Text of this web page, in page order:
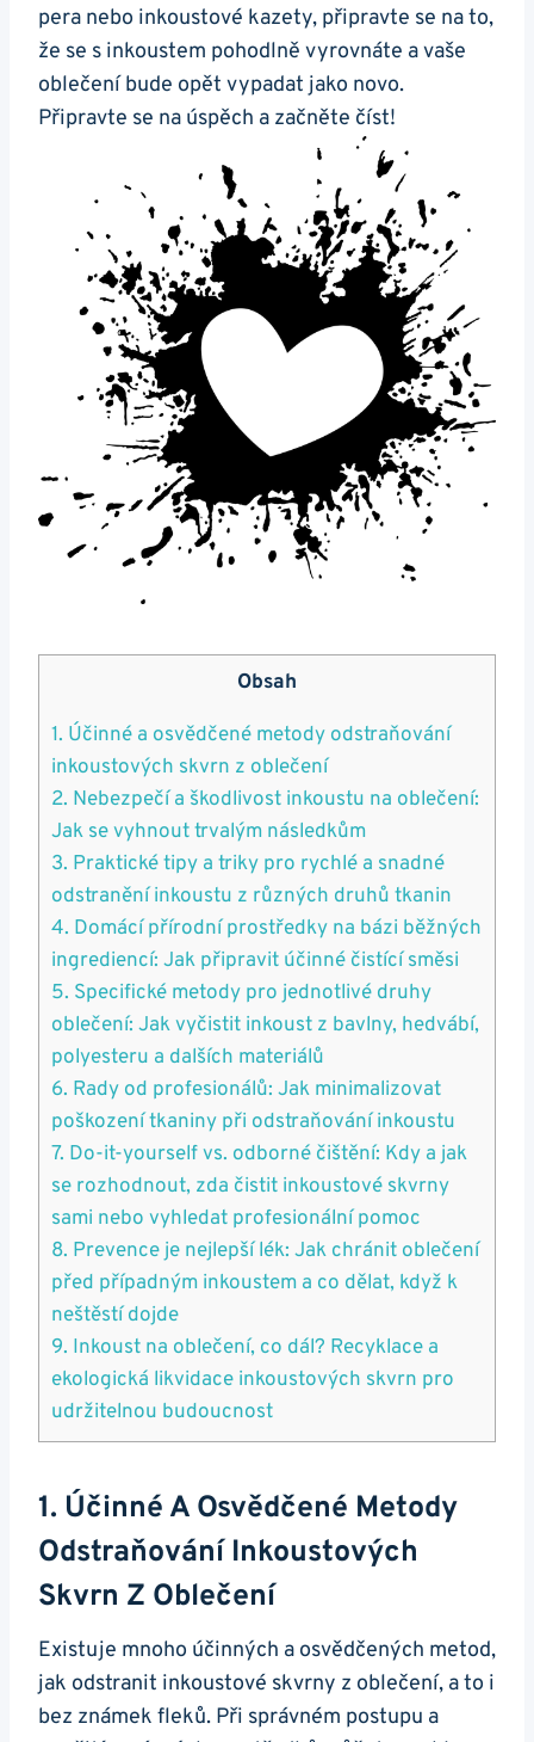
pera nebo inkoustové kazety, připravte se na to,
že se s inkoustem pohodlně vyrovnáte a vaše
oblečení bude opět vypadat jako novo.
Připravte se na úspěch a začněte číst!
Obsah
1. Účinné a osvědčené metody odstraňování
inkoustových skvrn z oblečení
2. Nebezpečí a škodlivost inkoustu na oblečení:
Jak se vyhnout trvalým následkům
3. Praktické tipy a triky pro rychlé a snadné
odstranění inkoustu z různých druhů tkanin
4. Domácí přírodní prostředky na bázi běžných
ingrediencí: Jak připravit účinné čistící směsi
5. Specifické metody pro jednotlivé druhy
oblečení: Jak vyčistit inkoust z bavlny, hedvábí,
polyesteru a dalších materiálů
6. Rady od profesionálů: Jak minimalizovat
poškození tkaniny při odstraňování inkoustu
7. Do-it-yourself vs. odborné čištění: Kdy a jak
se rozhodnout, zda čistit inkoustové skvrny
sami nebo vyhledat profesionální pomoc
8. Prevence je nejlepší lék: Jak chránit oblečení
před případným inkoustem a co dělat, když k
neštěstí dojde
9. Inkoust na oblečení, co dál? Recyklace a
ekologická likvidace inkoustových skvrn pro
udržitelnou budoucnost
1. Účinné A Osvědčené Metody
Odstraňování Inkoustových
Skvrn Z Oblečení
Existuje mnoho účinných a osvědčených metod,
jak odstranit inkoustové skvrny z oblečení, a to i
bez známek fleků. Při správném postupu a